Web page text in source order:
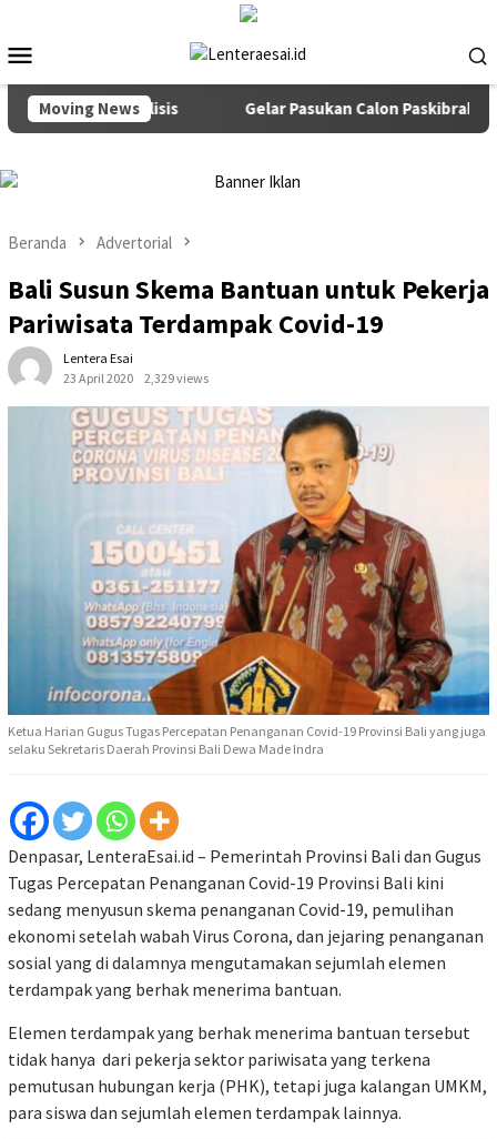
konten
Mobile
Moving News
Dialisis Gelar Pasukan Calon Paskibraka dan
Beranda Advertorial
Bali Susun Skema Bantuan untuk Pekerja
Pariwisata Terdampak Covid-19
Lentera Esai
23 April 2020
2,329 views
Ketua Harian Gugus Tugas Percepatan Penanganan Covid-19 Provinsi Bali yang juga
selaku Sekretaris Daerah Provinsi Bali Dewa Made Indra
Denpasar, LenteraEsai.id – Pemerintah Provinsi Bali dan Gugus
Tugas Percepatan Penanganan Covid-19 Provinsi Bali kini
sedang menyusun skema penanganan Covid-19, pemulihan
ekonomi setelah wabah Virus Corona, dan jejaring penanganan
sosial yang di dalamnya mengutamakan sejumlah elemen
terdampak yang berhak menerima bantuan.
Elemen terdampak yang berhak menerima bantuan tersebut
tidak hanya dari pekerja sektor pariwisata yang terkena
pemutusan hubungan kerja (PHK), tetapi juga kalangan UMKM,
para siswa dan sejumlah elemen terdampak lainnya.